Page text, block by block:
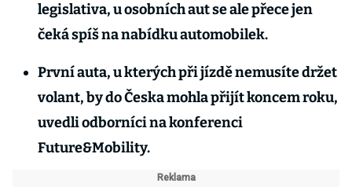
legislativa, u osobních aut se ale přece jen
čeká spíš na nabídku automobilek.
První auta, u kterých při jízdě nemusíte držet
volant, by do Česka mohla přijít koncem roku,
uvedli odborníci na konferenci
Future&Mobility.